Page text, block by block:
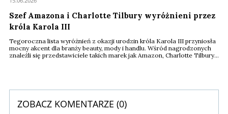
Szef Amazona i Charlotte Tilbury wyróżnieni przez
króla Karola III
Tegoroczna lista wyróżnień z okazji urodzin króla Karola III przyniosła
mocny akcent dla branży beauty, mody i handlu. Wśród nagrodzonych
znaleźli się przedstawiciele takich marek jak Amazon, Charlotte Tilbury,
ZOBACZ KOMENTARZE (0)